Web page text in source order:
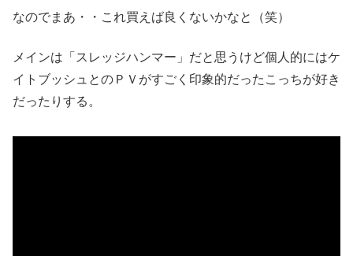
なのでまあ・・これ買えば良くないかなと（笑）
メインは「スレッジハンマー」だと思うけど個人的にはケ
イトブッシュとのＰＶがすごく印象的だったこっちが好き
だったりする。